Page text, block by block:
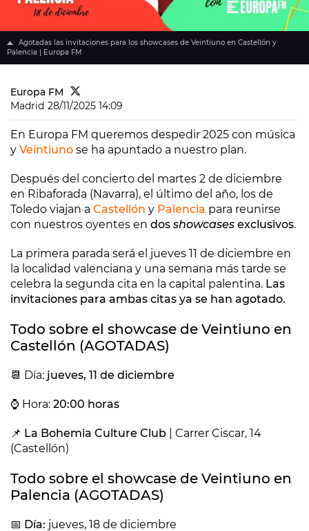
Agotadas las invitaciones para los showcases de Veintiuno en Castellón y
Palencia | Europa FM
Europa FM
Madrid 28/11/2025 14:09
En Europa FM queremos despedir 2025 con música
y Veintiuno se ha apuntado a nuestro plan.
Después del concierto del martes 2 de diciembre
en Ribaforada (Navarra), el último del año, los de
Toledo viajan a Castellón y Palencia para reunirse
con nuestros oyentes en dos showcases exclusivos.
La primera parada será el jueves 11 de diciembre en
la localidad valenciana y una semana más tarde se
celebra la segunda cita en la capital palentina. Las
invitaciones para ambas citas ya se han agotado.
Todo sobre el showcase de Veintiuno en
Castellón (AGOTADAS)
📆 Día: jueves, 11 de diciembre
⌚ Hora: 20:00 horas
📌 La Bohemia Culture Club
| Carrer Ciscar, 14
(Castellón)
Todo sobre el showcase de Veintiuno en
Palencia (AGOTADAS)
📅 Día: jueves, 18 de diciembre